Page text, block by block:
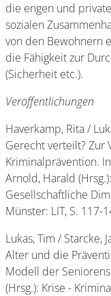
die engen und
sozialen
von den Bewohnern
die Fähigkeit zur
(Sicherheit etc.).
Veröffentlichungen
Haverkamp, Rita /
Gerecht verteilt? Zur
Kriminalprävention.
Arnold, Harald
Gesellschaftliche
Münster: LIT, S. 117-
Lukas, Tim / Starcke,
Alter und die
Modell der
(Hrsg.): Krise -